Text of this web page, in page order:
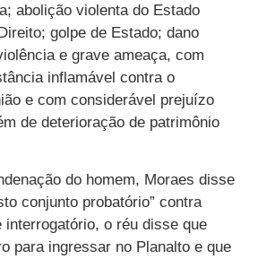
abolição violenta do Estado
golpe de Estado; dano
e grave ameaça, com
inflamável contra o
e com considerável prejuízo
de deterioração de patrimônio
do homem, Moraes disse
conjunto probatório” contra
interrogatório, o réu disse que
para ingressar no Planalto e que